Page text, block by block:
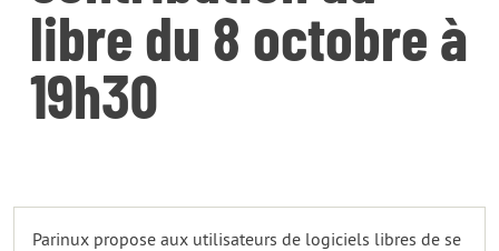
libre du 8 octobre à
19h30
Parinux propose aux utilisateurs de logiciels libres de se